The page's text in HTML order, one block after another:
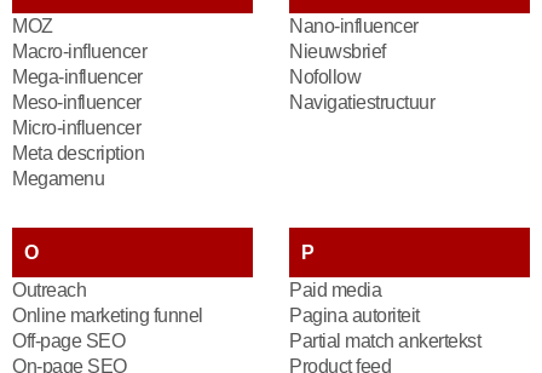
MOZ
Macro-influencer
Mega-influencer
Meso-influencer
Micro-influencer
Meta description
Megamenu
Nano-influencer
Nieuwsbrief
Nofollow
Navigatiestructuur
O
Outreach
Online marketing funnel
Off-page SEO
On-page SEO
P
Paid media
Pagina autoriteit
Partial match ankertekst
Product feed